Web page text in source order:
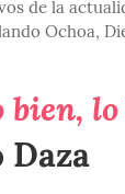
de la
Ochoa,
bien,
Daza